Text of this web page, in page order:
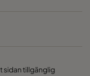
sidan tillgänglig